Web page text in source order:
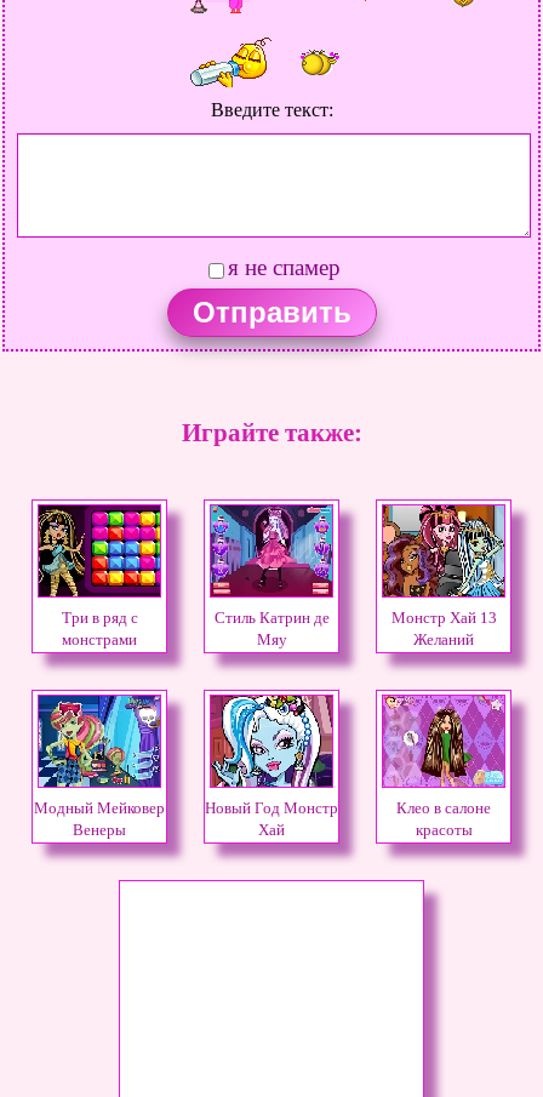
Введите текст:
я не спамер
Играйте также:
Три в ряд с
монстрами
Стиль Катрин де
Мяу
Монстр Хай 13
Желаний
Модный Мейковер
Венеры
Новый Год Монстр
Хай
Клео в салоне
красоты